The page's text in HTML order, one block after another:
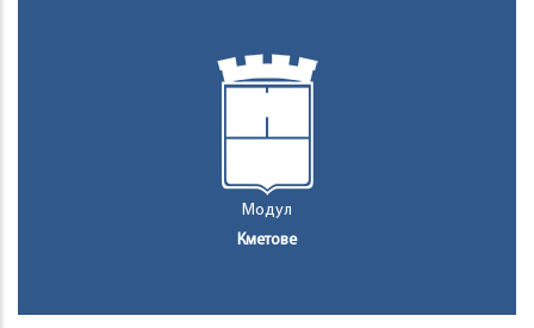
Модул
Кметове